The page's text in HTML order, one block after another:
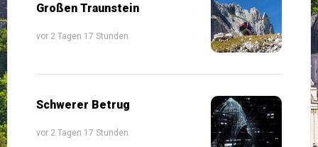
Großen Traunstein
vor 2 Tagen 17 Stunden
Schwerer Betrug
vor 2 Tagen 17 Stunden